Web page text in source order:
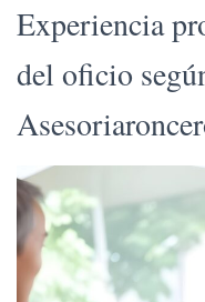
Experiencia
del oficio